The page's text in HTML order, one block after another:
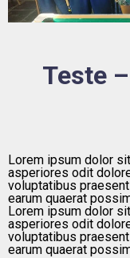
Teste
Lorem ipsum dolor
asperiores odit
voluptatibus
earum quaerat
Lorem ipsum dolor
asperiores odit
voluptatibus
earum quaerat